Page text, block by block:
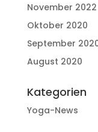
November 2022
Oktober 2020
September
August 2020
Kategorien
Yoga-News